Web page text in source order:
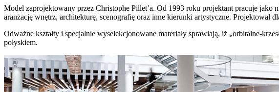
Model zaprojektowany przez Christophe Pillet’a. Od 1993 roku projektant pracuje
aranżację wnętrz, architekturę, scenografię oraz inne kierunki artystyczne.
Odważne kształty i specjalnie wyselekcjonowane materiały sprawiają, iż „orbitalne-
połyskiem.